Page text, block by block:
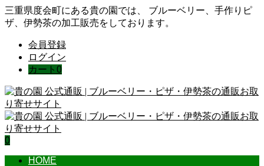
三重県度会町にある貴の園では、 ブルーベリー、手作りピ
ザ、伊勢茶の加工販売をしております。
会員登録
ログイン
カート 0
0
HOME